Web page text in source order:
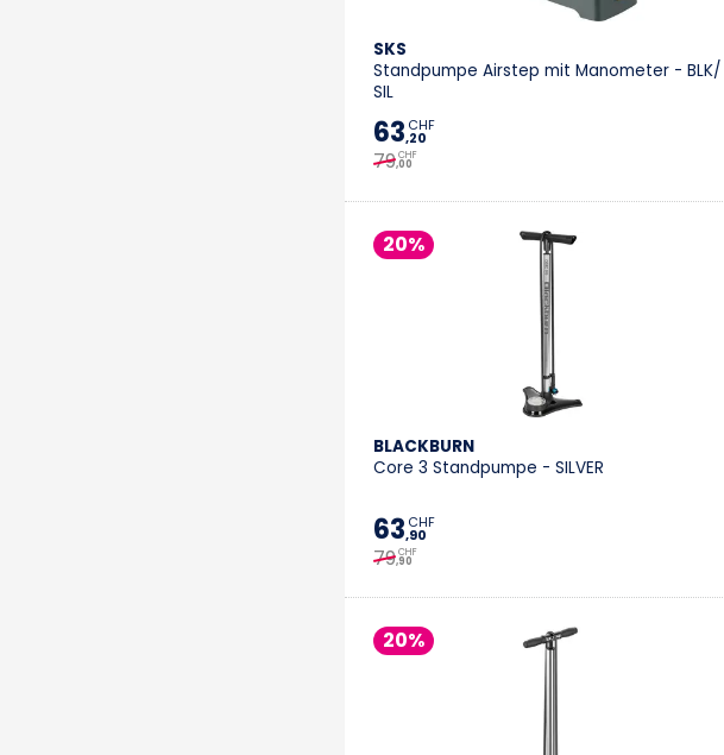
SKS
Standpumpe Airstep mit Manometer - BLK/
SIL
63,20
CHF
79,00
CHF
20%
BLACKBURN
Core 3 Standpumpe - SILVER
63,90
CHF
79,90
CHF
20%